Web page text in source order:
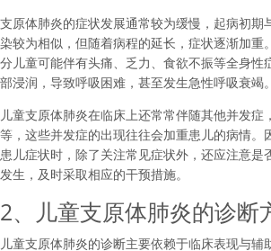
支原体肺炎的症状发展通常较为缓慢，起病初期
染较为相似，但随着病程的延长，症状逐渐加重
分儿童可能伴有头痛、乏力、食欲不振等全身性
部浸润，导致呼吸困难，甚至发生急性呼吸衰竭。
儿童支原体肺炎在临床上还常常伴随其他并发症
等，这些并发症的出现往往会加重患儿的病情。
患儿症状时，除了关注常见症状外，还应注意是
发生，及时采取相应的干预措施。
2、儿童支原体肺炎的诊断
儿童支原体肺炎的诊断主要依赖于临床表现与辅